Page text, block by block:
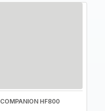
COMPANION HF800